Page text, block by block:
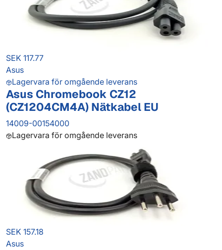
SEK 117.77
Asus
Lagervara för omgående leverans
Asus Chromebook CZ12
(CZ1204CM4A) Nätkabel EU
14009-00154000
Lagervara för omgående leverans
SEK 157.18
Asus